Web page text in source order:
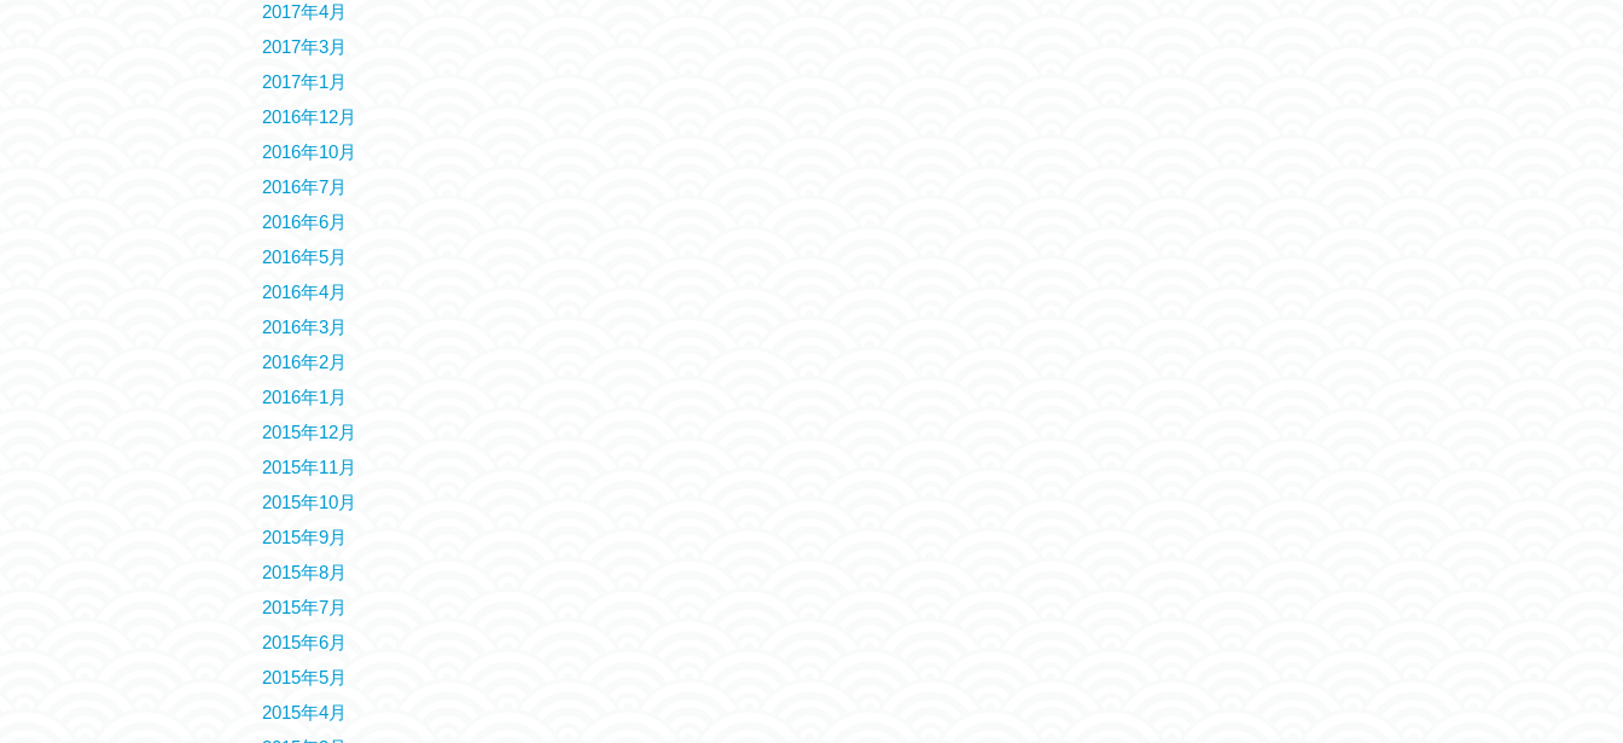
2017年4月
2017年3月
2017年1月
2016年12月
2016年10月
2016年7月
2016年6月
2016年5月
2016年4月
2016年3月
2016年2月
2016年1月
2015年12月
2015年11月
2015年10月
2015年9月
2015年8月
2015年7月
2015年6月
2015年5月
2015年4月